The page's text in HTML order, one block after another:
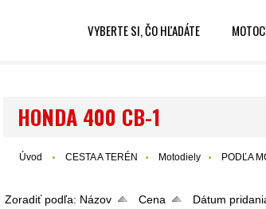
VYBERTE SI, ČO HĽADÁTE
HONDA 400 CB-1
Úvod CESTA A TERÉN Motodiely PODĽA
Zoradiť podľa: Názov Cena Dátum